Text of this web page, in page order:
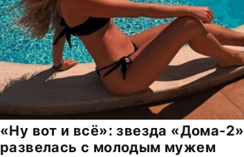
«Ну вот и всё»: звезда «Дома-2»
развелась с молодым мужем